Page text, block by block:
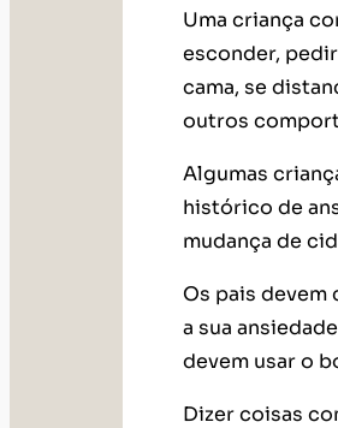
Uma criança
esconder,
cama, se
outros
Algumas
histórico de
mudança de
Os pais devem
a sua
devem usar o
Dizer coisas